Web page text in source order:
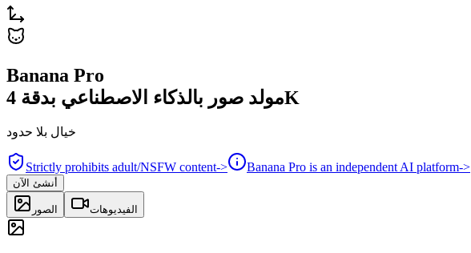
Banana Pro
مولد صور بالذكاء الاصطناعي بدقة 4K
خيال بلا حدود
Strictly prohibits adult/NSFW content-> Banana Pro is an independent AI platform->
أنشئ الآن
الصور الفيديوهات